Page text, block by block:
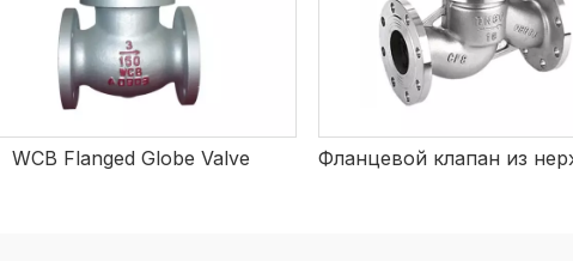
WCB Flanged Globe Valve